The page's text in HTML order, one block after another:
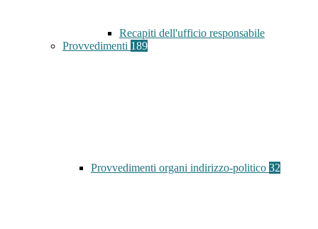
Recapiti dell'ufficio responsabile
Provvedimenti 189
Provvedimenti organi indirizzo-politico 32